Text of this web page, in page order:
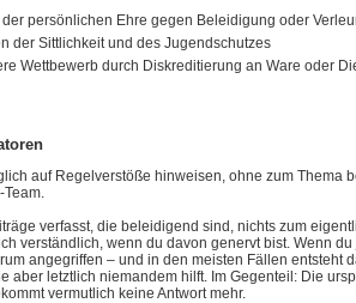
persönlichen Ehre gegen Beleidigung oder
der Sittlichkeit und des Jugendschutzes
Wettbewerb durch Diskreditierung an Ware oder
auf Regelverstöße hinweisen, ohne zum Thema
verfasst, die beleidigend sind, nichts zum
verständlich, wenn du davon genervt bist. Wenn
angegriffen – und in den meisten Fällen
aber letztlich niemandem hilft. Im Gegenteil: Die
vermutlich keine Antwort mehr.